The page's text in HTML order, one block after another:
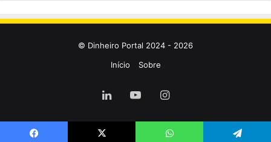
© Dinheiro Portal 2024 - 2026
Início
Sobre
LinkedinYouTubeInstagram